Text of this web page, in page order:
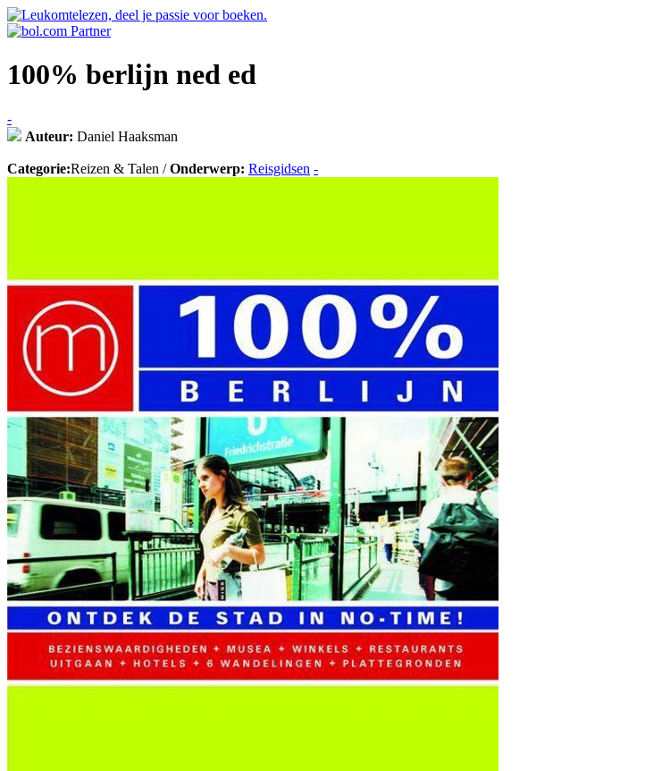
100% berlijn ned ed
-
Auteur: Daniel Haaksman
Categorie:Reizen & Talen /Onderwerp: Reisgidsen -